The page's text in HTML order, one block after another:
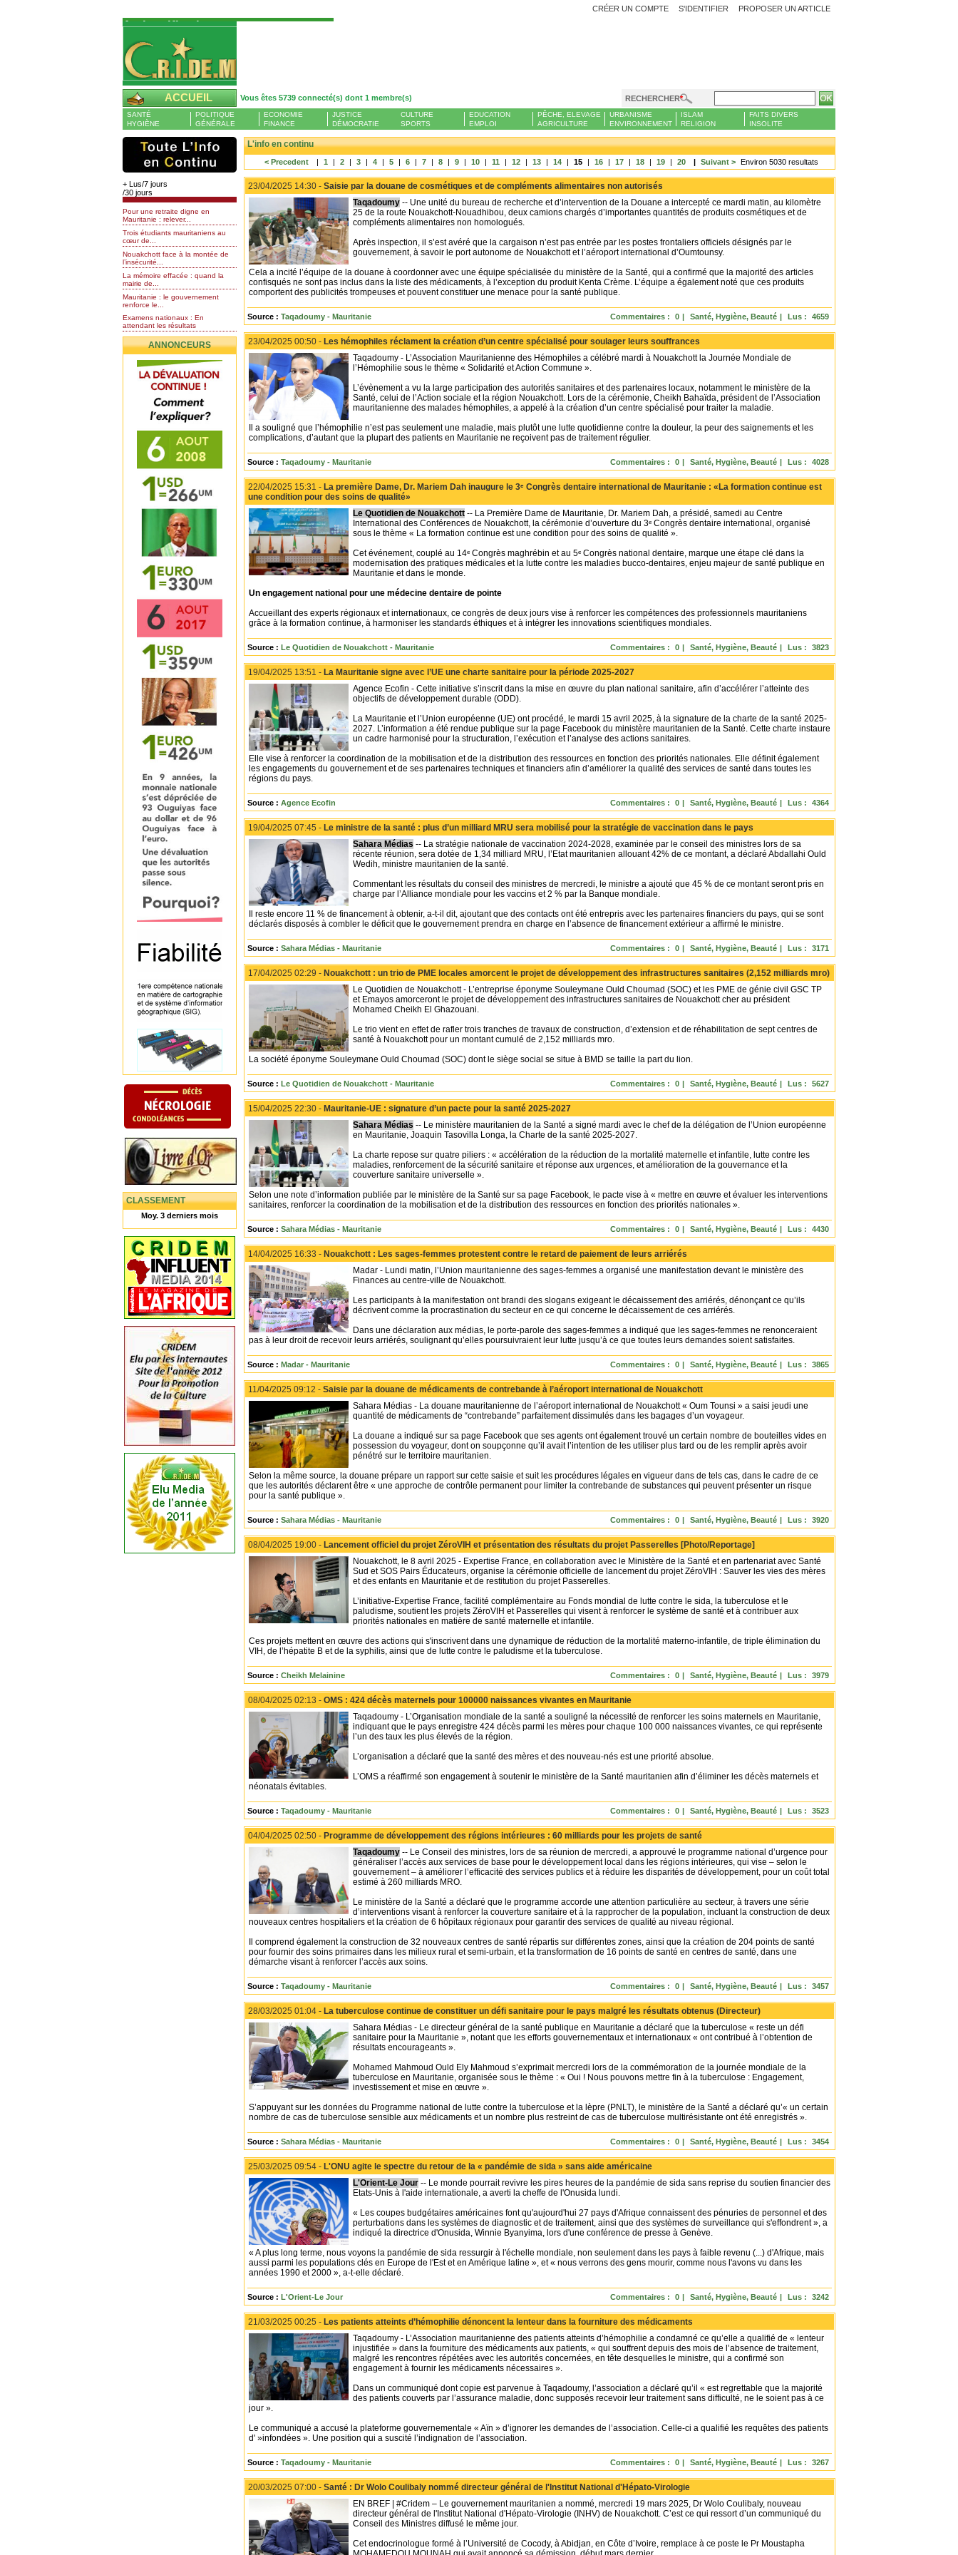
PROPOSER UN ARTICLE
CRÉER UN COMPTE S'IDENTIFIER
Authentification
Pour S'authentifier veuillez fournir votre
Pseudo et Mot de passer et cliquez sur : Se
connecter
Pseudo
Mot de passe
ACCUEIL Vous êtes 5739 connecté(s) dont 1 membre(s)
Liste des membres en ligne (1)
DIARGUA
RECHERCHER
SANTÉ
HYGIÈNE
POLITIQUE
GÉNÉRALE
ECONOMIE
FINANCE
JUSTICE
DÉMOCRATIE
CULTURE
SPORTS
EDUCATION
EMPLOI
PÊCHE, ELEVAGE
AGRICULTURE
URBANISME
ENVIRONNEMENT
ISLAM
RELIGION
FAITS DIVERS
INSOLITE
+ Lus/7 jours
/30 jours
Pour une retraite digne en
Mauritanie : relever...
Trois étudiants mauritaniens au
cœur de...
Nouakchott face à la montée de
l’insécurité...
La mémoire effacée : quand la
mairie de...
Mauritanie : le gouvernement
renforce le...
Examens nationaux : En
attendant les résultats
Nomination de l’Honorable Diye
Ba au poste de...
Mauritanie : les résultats du
baccalauréat 2026...
Mauritanie : Les 10 premiers au
BEPC 2026
Un syndicat de l’enseignement
rejette la...
ANNONCEURS
CLASSEMENT
Moy. 3 derniers mois
L'info en continu
< Precedent | 1 | 2 | 3 | 4 | 5 | 6 | 7 | 8 | 9 | 10 | 11 | 12 | 13 | 14 | 15 | 16 | 17 | 18 | 19 | 20 | Suivant > Environ 5030 resultats
23/04/2025 14:30 - Saisie par la douane de cosmétiques et de compléments alimentaires non autorisés
Taqadoumy -- Une unité du bureau de recherche et d’intervention de la Douane a intercepté ce mardi matin, au kilomètre
25 de la route Nouakchott-Nouadhibou, deux camions chargés d’importantes quantités de produits cosmétiques et de
compléments alimentaires non homologués.
Après inspection, il s’est avéré que la cargaison n’est pas entrée par les postes frontaliers officiels désignés par le
gouvernement, à savoir le port autonome de Nouakchott et l’aéroport international d’Oumtounsy.
Cela a incité l’équipe de la douane à coordonner avec une équipe spécialisée du ministère de la Santé, qui a confirmé que la majorité des articles
confisqués ne sont pas inclus dans la liste des médicaments, à l’exception du produit Kenta Crème. L’équipe a également noté que ces produits
comportent des publicités trompeuses et pouvent constituer une menace pour la santé publique.
Source : Taqadoumy - Mauritanie Lus : 4659
Santé, Hygiène, Beauté |
Commentaires : 0 |
23/04/2025 00:50 - Les hémophiles réclament la création d’un centre spécialisé pour soulager leurs souffrances
Taqadoumy - L’Association Mauritanienne des Hémophiles a célébré mardi à Nouakchott la Journée Mondiale de
l’Hémophilie sous le thème « Solidarité et Action Commune ».
L’évènement a vu la large participation des autorités sanitaires et des partenaires locaux, notamment le ministère de la
Santé, celui de l’Action sociale et la région Nouakchott. Lors de la cérémonie, Cheikh Bahaïda, président de l’Association
mauritanienne des malades hémophiles, a appelé à la création d’un centre spécialisé pour traiter la maladie.
Il a souligné que l’hémophilie n’est pas seulement une maladie, mais plutôt une lutte quotidienne contre la douleur, la peur des saignements et les
complications, d’autant que la plupart des patients en Mauritanie ne reçoivent pas de traitement régulier.
Source : Taqadoumy - Mauritanie Lus : 4028
Santé, Hygiène, Beauté |
Commentaires : 0 |
22/04/2025 15:31 - La première Dame, Dr. Mariem Dah inaugure le 3ᵉ Congrès dentaire international de Mauritanie : «La formation continue est
une condition pour des soins de qualité»
Le Quotidien de Nouakchott -- La Première Dame de Mauritanie, Dr. Mariem Dah, a présidé, samedi au Centre
International des Conférences de Nouakchott, la cérémonie d’ouverture du 3ᵉ Congrès dentaire international, organisé
sous le thème « La formation continue est une condition pour des soins de qualité ».
Cet événement, couplé au 14ᵉ Congrès maghrébin et au 5ᵉ Congrès national dentaire, marque une étape clé dans la
modernisation des pratiques médicales et la lutte contre les maladies bucco-dentaires, enjeu majeur de santé publique en
Mauritanie et dans le monde.
Un engagement national pour une médecine dentaire de pointe
Accueillant des experts régionaux et internationaux, ce congrès de deux jours vise à renforcer les compétences des professionnels mauritaniens
grâce à la formation continue, à harmoniser les standards éthiques et à intégrer les innovations scientifiques mondiales.
Source : Le Quotidien de Nouakchott - Mauritanie Lus : 3823
Santé, Hygiène, Beauté |
Commentaires : 0 |
19/04/2025 13:51 - La Mauritanie signe avec l’UE une charte sanitaire pour la période 2025-2027
Agence Ecofin - Cette initiative s’inscrit dans la mise en œuvre du plan national sanitaire, afin d’accélérer l’atteinte des
objectifs de développement durable (ODD).
La Mauritanie et l’Union européenne (UE) ont procédé, le mardi 15 avril 2025, à la signature de la charte de la santé 2025-
2027. L’information a été rendue publique sur la page Facebook du ministère mauritanien de la Santé. Cette charte instaure
un cadre harmonisé pour la structuration, l’exécution et l’analyse des actions sanitaires.
Elle vise à renforcer la coordination de la mobilisation et de la distribution des ressources en fonction des priorités nationales. Elle définit également
les engagements du gouvernement et de ses partenaires techniques et financiers afin d’améliorer la qualité des services de santé dans toutes les
régions du pays.
Source : Agence Ecofin Lus : 4364
Santé, Hygiène, Beauté |
Commentaires : 0 |
19/04/2025 07:45 - Le ministre de la santé : plus d’un milliard MRU sera mobilisé pour la stratégie de vaccination dans le pays
Sahara Médias -- La stratégie nationale de vaccination 2024-2028, examinée par le conseil des ministres lors de sa
récente réunion, sera dotée de 1,34 milliard MRU, l’Etat mauritanien allouant 42% de ce montant, a déclaré Abdallahi Ould
Wedih, ministre mauritanien de la santé.
Commentant les résultats du conseil des ministres de mercredi, le ministre a ajouté que 45 % de ce montant seront pris en
charge par l’Alliance mondiale pour les vaccins et 2 % par la Banque mondiale.
Il reste encore 11 % de financement à obtenir, a-t-il dit, ajoutant que des contacts ont été entrepris avec les partenaires financiers du pays, qui se sont
déclarés disposés à combler le déficit que le gouvernement prendra en charge en l’absence de financement extérieur a affirmé le ministre.
Source : Sahara Médias - Mauritanie Lus : 3171
Santé, Hygiène, Beauté |
Commentaires : 0 |
17/04/2025 02:29 - Nouakchott : un trio de PME locales amorcent le projet de développement des infrastructures sanitaires (2,152 milliards mro)
Le Quotidien de Nouakchott - L’entreprise éponyme Souleymane Ould Choumad (SOC) et les PME de génie civil GSC TP
et Emayos amorceront le projet de développement des infrastructures sanitaires de Nouakchott cher au président
Mohamed Cheikh El Ghazouani.
Le trio vient en effet de rafler trois tranches de travaux de construction, d’extension et de réhabilitation de sept centres de
santé à Nouakchott pour un montant cumulé de 2,152 milliards mro.
La société éponyme Souleymane Ould Choumad (SOC) dont le siège social se situe à BMD se taille la part du lion.
Source : Le Quotidien de Nouakchott - Mauritanie Lus : 5627
Santé, Hygiène, Beauté |
Commentaires : 0 |
15/04/2025 22:30 - Mauritanie-UE : signature d’un pacte pour la santé 2025-2027
Sahara Médias -- Le ministère mauritanien de la Santé a signé mardi avec le chef de la délégation de l’Union européenne
en Mauritanie, Joaquin Tasovilla Longa, la Charte de la santé 2025-2027.
La charte repose sur quatre piliers : « accélération de la réduction de la mortalité maternelle et infantile, lutte contre les
maladies, renforcement de la sécurité sanitaire et réponse aux urgences, et amélioration de la gouvernance et la
couverture sanitaire universelle ».
Selon une note d’information publiée par le ministère de la Santé sur sa page Facebook, le pacte vise à « mettre en œuvre et évaluer les interventions
sanitaires, renforcer la coordination de la mobilisation et de la distribution des ressources en fonction des priorités nationales ».
Source : Sahara Médias - Mauritanie Lus : 4430
Santé, Hygiène, Beauté |
Commentaires : 0 |
14/04/2025 16:33 - Nouakchott : Les sages-femmes protestent contre le retard de paiement de leurs arriérés
Madar - Lundi matin, l’Union mauritanienne des sages-femmes a organisé une manifestation devant le ministère des
Finances au centre-ville de Nouakchott.
Les participants à la manifestation ont brandi des slogans exigeant le décaissement des arriérés, dénonçant ce qu’ils
décrivent comme la procrastination du secteur en ce qui concerne le décaissement de ces arriérés.
Dans une déclaration aux médias, le porte-parole des sages-femmes a indiqué que les sages-femmes ne renonceraient
pas à leur droit de recevoir leurs arriérés, soulignant qu’elles poursuivraient leur lutte jusqu’à ce que toutes leurs demandes soient satisfaites.
Source : Madar - Mauritanie Lus : 3865
Santé, Hygiène, Beauté |
Commentaires : 0 |
11/04/2025 09:12 - Saisie par la douane de médicaments de contrebande à l’aéroport international de Nouakchott
Sahara Médias - La douane mauritanienne de l’aéroport international de Nouakchott « Oum Tounsi » a saisi jeudi une
quantité de médicaments de “contrebande” parfaitement dissimulés dans les bagages d’un voyageur.
La douane a indiqué sur sa page Facebook que ses agents ont également trouvé un certain nombre de bouteilles vides en
possession du voyageur, dont on soupçonne qu’il avait l’intention de les utiliser plus tard ou de les remplir après avoir
pénétré sur le territoire mauritanien.
Selon la même source, la douane prépare un rapport sur cette saisie et suit les procédures légales en vigueur dans de tels cas, dans le cadre de ce
que les autorités déclarent être « une approche de contrôle permanent pour limiter la contrebande de substances qui peuvent présenter un risque
pour la santé publique ».
Source : Sahara Médias - Mauritanie Lus : 3920
Santé, Hygiène, Beauté |
Commentaires : 0 |
08/04/2025 19:00 - Lancement officiel du projet ZéroVIH et présentation des résultats du projet Passerelles [Photo/Reportage]
Nouakchott, le 8 avril 2025 - Expertise France, en collaboration avec le Ministère de la Santé et en partenariat avec Santé
Sud et SOS Pairs Éducateurs, organise la cérémonie officielle de lancement du projet ZéroVIH : Sauver les vies des mères
et des enfants en Mauritanie et de restitution du projet Passerelles.
L’initiative-Expertise France, facilité complémentaire au Fonds mondial de lutte contre le sida, la tuberculose et le
paludisme, soutient les projets ZéroVIH et Passerelles qui visent à renforcer le système de santé et à contribuer aux
priorités nationales en matière de santé maternelle et infantile.
Ces projets mettent en œuvre des actions qui s'inscrivent dans une dynamique de réduction de la mortalité materno-infantile, de triple élimination du
VIH, de l’hépatite B et de la syphilis, ainsi que de lutte contre le paludisme et la tuberculose.
Source : Cheikh Melainine Lus : 3979
Santé, Hygiène, Beauté |
Commentaires : 0 |
08/04/2025 02:13 - OMS : 424 décès maternels pour 100000 naissances vivantes en Mauritanie
Taqadoumy - L’Organisation mondiale de la santé a souligné la nécessité de renforcer les soins maternels en Mauritanie,
indiquant que le pays enregistre 424 décès parmi les mères pour chaque 100 000 naissances vivantes, ce qui représente
l’un des taux les plus élevés de la région.
L’organisation a déclaré que la santé des mères et des nouveau-nés est une priorité absolue.
L’OMS a réaffirmé son engagement à soutenir le ministère de la Santé mauritanien afin d’éliminer les décès maternels et
néonatals évitables.
Source : Taqadoumy - Mauritanie Lus : 3523
Santé, Hygiène, Beauté |
Commentaires : 0 |
04/04/2025 02:50 - Programme de développement des régions intérieures : 60 milliards pour les projets de santé
Taqadoumy -- Le Conseil des ministres, lors de sa réunion de mercredi, a approuvé le programme national d’urgence pour
généraliser l’accès aux services de base pour le développement local dans les régions intérieures, qui vise – selon le
gouvernement – à améliorer l’efficacité des services publics et à réduire les disparités de développement, pour un coût total
estimé à 260 milliards MRO.
Le ministère de la Santé a déclaré que le programme accorde une attention particulière au secteur, à travers une série
d’interventions visant à renforcer la couverture sanitaire et à la rapprocher de la population, incluant la construction de deux
nouveaux centres hospitaliers et la création de 6 hôpitaux régionaux pour garantir des services de qualité au niveau régional.
Il comprend également la construction de 32 nouveaux centres de santé répartis sur différentes zones, ainsi que la création de 204 points de santé
pour fournir des soins primaires dans les milieux rural et semi-urbain, et la transformation de 16 points de santé en centres de santé, dans une
démarche visant à renforcer l’accès aux soins.
Source : Taqadoumy - Mauritanie Lus : 3457
Santé, Hygiène, Beauté |
Commentaires : 0 |
28/03/2025 01:04 - La tuberculose continue de constituer un défi sanitaire pour le pays malgré les résultats obtenus (Directeur)
Sahara Médias - Le directeur général de la santé publique en Mauritanie a déclaré que la tuberculose « reste un défi
sanitaire pour la Mauritanie », notant que les efforts gouvernementaux et internationaux « ont contribué à l’obtention de
résultats encourageants ».
Mohamed Mahmoud Ould Ely Mahmoud s’exprimait mercredi lors de la commémoration de la journée mondiale de la
tuberculose en Mauritanie, organisée sous le thème : « Oui ! Nous pouvons mettre fin à la tuberculose : Engagement,
investissement et mise en œuvre ».
S’appuyant sur les données du Programme national de lutte contre la tuberculose et la lèpre (PNLT), le ministère de la Santé a déclaré qu’« un certain
nombre de cas de tuberculose sensible aux médicaments et un nombre plus restreint de cas de tuberculose multirésistante ont été enregistrés ».
Source : Sahara Médias - Mauritanie Lus : 3454
Santé, Hygiène, Beauté |
Commentaires : 0 |
25/03/2025 09:54 - L'ONU agite le spectre du retour de la « pandémie de sida » sans aide américaine
L'Orient-Le Jour -- Le monde pourrait revivre les pires heures de la pandémie de sida sans reprise du soutien financier des
Etats-Unis à l'aide internationale, a averti la cheffe de l'Onusida lundi.
« Les coupes budgétaires américaines font qu'aujourd'hui 27 pays d'Afrique connaissent des pénuries de personnel et des
perturbations dans les systèmes de diagnostic et de traitement, ainsi que des systèmes de surveillance qui s'effondrent », a
indiqué la directrice d'Onusida, Winnie Byanyima, lors d'une conférence de presse à Genève.
« A plus long terme, nous voyons la pandémie de sida ressurgir à l'échelle mondiale, non seulement dans les pays à faible revenu (...) d'Afrique, mais
aussi parmi les populations clés en Europe de l'Est et en Amérique latine », et « nous verrons des gens mourir, comme nous l'avons vu dans les
années 1990 et 2000 », a-t-elle déclaré.
Source : L'Orient-Le Jour Lus : 3242
Santé, Hygiène, Beauté |
Commentaires : 0 |
21/03/2025 00:25 - Les patients atteints d’hémophilie dénoncent la lenteur dans la fourniture des médicaments
Taqadoumy - L’Association mauritanienne des patients atteints d’hémophilie a condamné ce qu’elle a qualifié de « lenteur
injustifiée » dans la fourniture des médicaments aux patients, « qui souffrent depuis des mois de l’absence de traitement,
malgré les rencontres répétées avec les autorités concernées, en tête desquelles le ministre, qui a confirmé son
engagement à fournir les médicaments nécessaires ».
Dans un communiqué dont copie est parvenue à Taqadoumy, l’association a déclaré qu’il « est regrettable que la majorité
des patients couverts par l’assurance maladie, donc supposés recevoir leur traitement sans difficulté, ne le soient pas à ce
jour ».
Le communiqué a accusé la plateforme gouvernementale « Aïn » d’ignorer les demandes de l’association. Celle-ci a qualifié les requêtes des patients
d' »infondées ». Une position qui a suscité l’indignation de l’association.
Source : Taqadoumy - Mauritanie Lus : 3267
Santé, Hygiène, Beauté |
Commentaires : 0 |
20/03/2025 07:00 - Santé : Dr Wolo Coulibaly nommé directeur général de l'Institut National d'Hépato-Virologie
EN BREF | #Cridem – Le gouvernement mauritanien a nommé, mercredi 19 mars 2025, Dr Wolo Coulibaly, nouveau
directeur général de l'Institut National d'Hépato-Virologie (INHV) de Nouakchott. C’est ce qui ressort d’un communiqué du
Conseil des Ministres diffusé le même jour.
Cet endocrinologue formé à l’Université de Cocody, à Abidjan, en Côte d’Ivoire, remplace à ce poste le Pr Moustapha